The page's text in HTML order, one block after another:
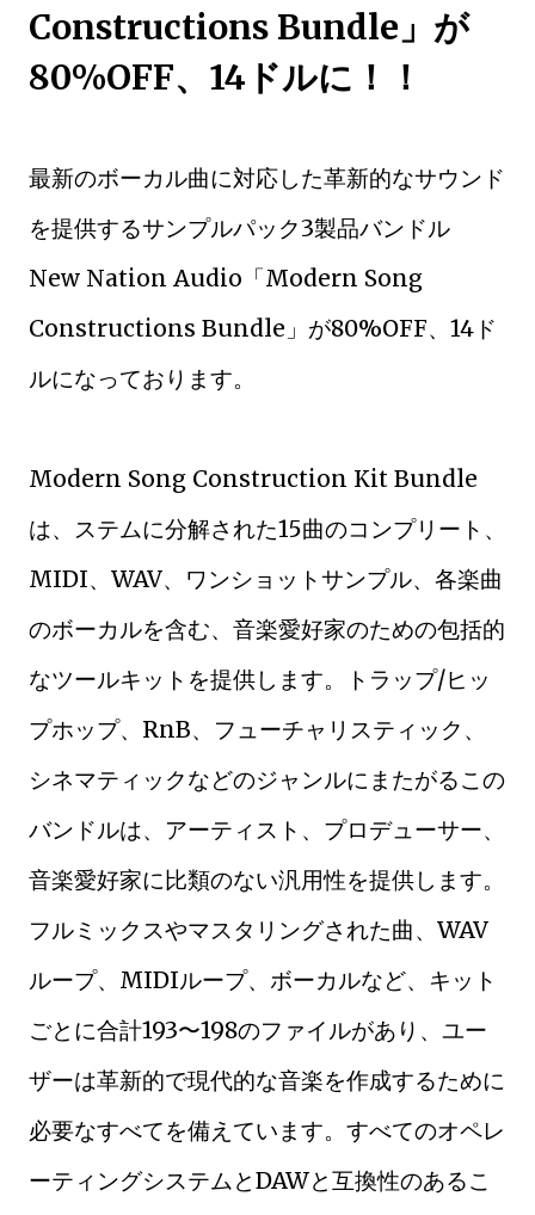
Constructions Bundle」が
80%OFF、14ドルに！！
最新のボーカル曲に対応した革新的なサウンド
を提供するサンプルパック3製品バンドル
New Nation Audio「Modern Song
Constructions Bundle」が80%OFF、14ド
ルになっております。
Modern Song Construction Kit Bundle
は、ステムに分解された15曲のコンプリート、
MIDI、WAV、ワンショットサンプル、各楽曲
のボーカルを含む、音楽愛好家のための包括的
なツールキットを提供します。トラップ/ヒッ
プホップ、RnB、フューチャリスティック、
シネマティックなどのジャンルにまたがるこの
バンドルは、アーティスト、プロデューサー、
音楽愛好家に比類のない汎用性を提供します。
フルミックスやマスタリングされた曲、WAV
ループ、MIDIループ、ボーカルなど、キット
ごとに合計193〜198のファイルがあり、ユー
ザーは革新的で現代的な音楽を作成するために
必要なすべてを備えています。すべてのオペレ
ーティングシステムとDAWと互換性のあるこ